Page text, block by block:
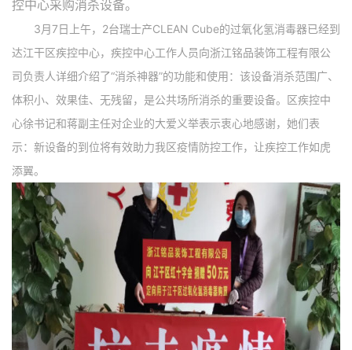
控中心采购消杀设备。
3月7日上午，2台瑞士产CLEAN Cube的过氧化氢消毒器已经到
达江干区疾控中心，疾控中心工作人员向浙江铭品装饰工程有限公
司负责人详细介绍了“消杀神器”的功能和使用：该设备消杀范围广、
体积小、效果佳、无残留，是公共场所消杀的重要设备。区疾控中
心徐书记和蒋副主任对企业的大爱义举表示衷心地感谢，她们表
示：新设备的到位将有效助力我区疫情防控工作，让疾控工作如虎
添翼。